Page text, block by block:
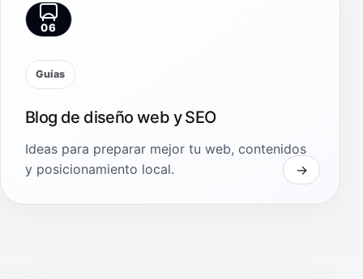
06
Guías
Blog de diseño web y SEO
Ideas para preparar mejor tu web, contenidos
y posicionamiento local.